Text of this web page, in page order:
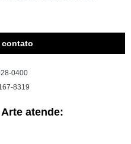
Monte Cristo
contato
0400
8319
atende: